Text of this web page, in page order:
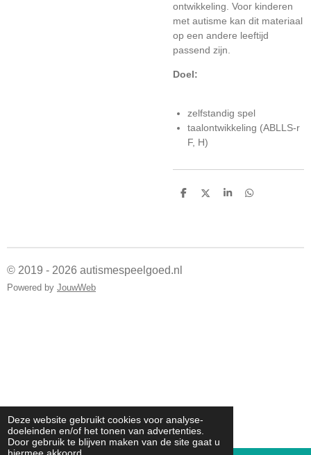
Deze website gebruikt cookies voor analyse-
doeleinden en/of het tonen van advertenties.
Door gebruik te blijven maken van de site gaat u
ontwikkeling. Voor kinderen
met autisme kan dit materiaal
op een andere leeftijd
passend zijn.
Doel:
zelfstandig spel
taalontwikkeling (ABLLS-r
F, H)
D
D
S
D
© 2019 - 2026 autismespeelgoed.nl
Powered by JouwWeb